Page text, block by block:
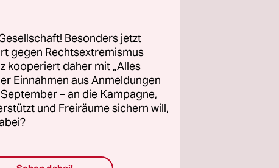
Besonders jetzt
gegen Rechtsextremismus
kooperiert daher mit „Alles
Einnahmen aus Anmeldungen
– an die Kampagne,
und Freiräume sichern will,